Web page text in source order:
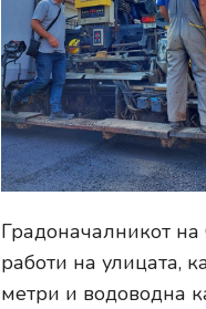
Градоначалникот
работи на улицата,
метри и водоводна